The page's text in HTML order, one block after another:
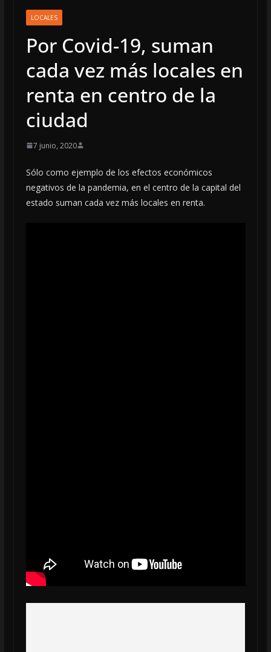
LOCALES
Por Covid-19, suman
cada vez más locales en
renta en centro de la
ciudad
7 junio, 2020
Sólo como ejemplo de los efectos económicos
negativos de la pandemia, en el centro de la capital del
estado suman cada vez más locales en renta.